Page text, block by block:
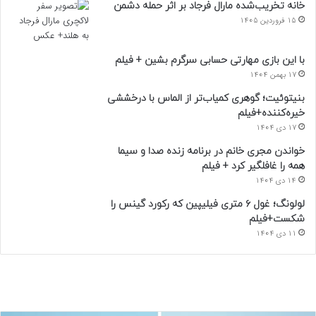
خانه تخریب‌شده مارال فرجاد بر اثر حمله دشمن
15 فروردین 1405
با این بازی مهارتی حسابی سرگرم بشین + فیلم
17 بهمن 1404
بنیتوئیت؛ گوهری کمیاب‌تر از الماس با درخششی
خیره‌کننده+فیلم
17 دی 1404
خواندن مجری خانم در برنامه زنده صدا و سیما
همه را غافلگیر کرد + فیلم
14 دی 1404
لولونگ؛ غول ۶ متری فیلیپین که رکورد گینس را
شکست+فیلم
11 دی 1404